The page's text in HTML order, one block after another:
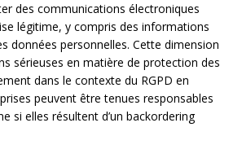
des communications électroniques
légitime, y compris des informations
données personnelles. Cette dimension
sérieuses en matière de protection des
dans le contexte du RGPD en
peuvent être tenues responsables
si elles résultent d’un backordering